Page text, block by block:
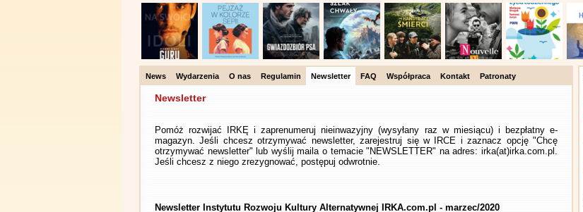
News Wydarzenia O nas Regulamin Newsletter FAQ Współpraca Kontakt Patronaty
Newsletter
Pomóż rozwijać IRKĘ i zaprenumeruj nieinwazyjny (wysyłany raz w miesiącu) i bezpłatny e-
magazyn. Jeśli chcesz otrzymywać newsletter, zarejestruj się w IRCE i zaznacz opcję "Chcę
otrzymywać newsletter" lub wyślij maila o temacie "NEWSLETTER" na adres: irka(at)irka.com.pl.
Jeśli chcesz z niego zrezygnować, postępuj odwrotnie.
Newsletter Instytutu Rozwoju Kultury Alternatywnej IRKA.com.pl - marzec/2020